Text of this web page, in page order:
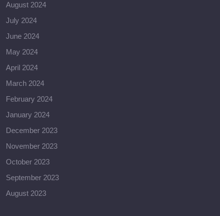
August 2024
July 2024
June 2024
May 2024
April 2024
March 2024
February 2024
January 2024
December 2023
November 2023
October 2023
September 2023
August 2023